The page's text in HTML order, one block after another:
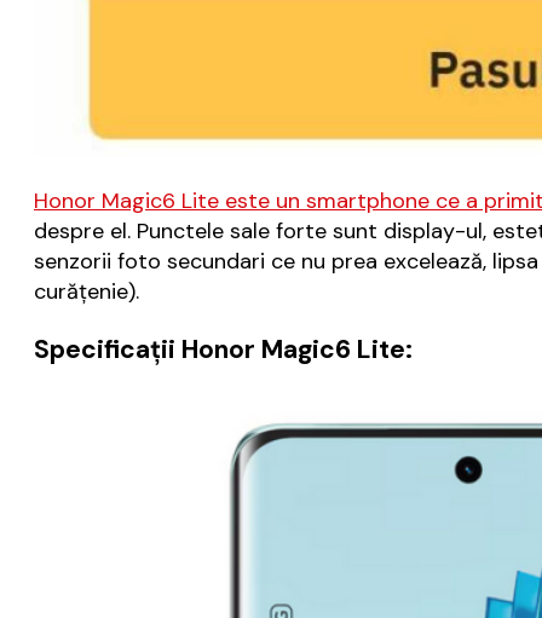
Honor Magic6 Lite este un smartphone ce a
despre el. Punctele sale forte sunt display-ul,
senzorii foto secundari ce nu prea excelează,
curăţenie).
Specificații Honor Magic6 Lite: